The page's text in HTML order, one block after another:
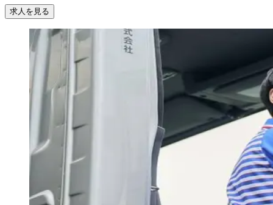
求人を見る